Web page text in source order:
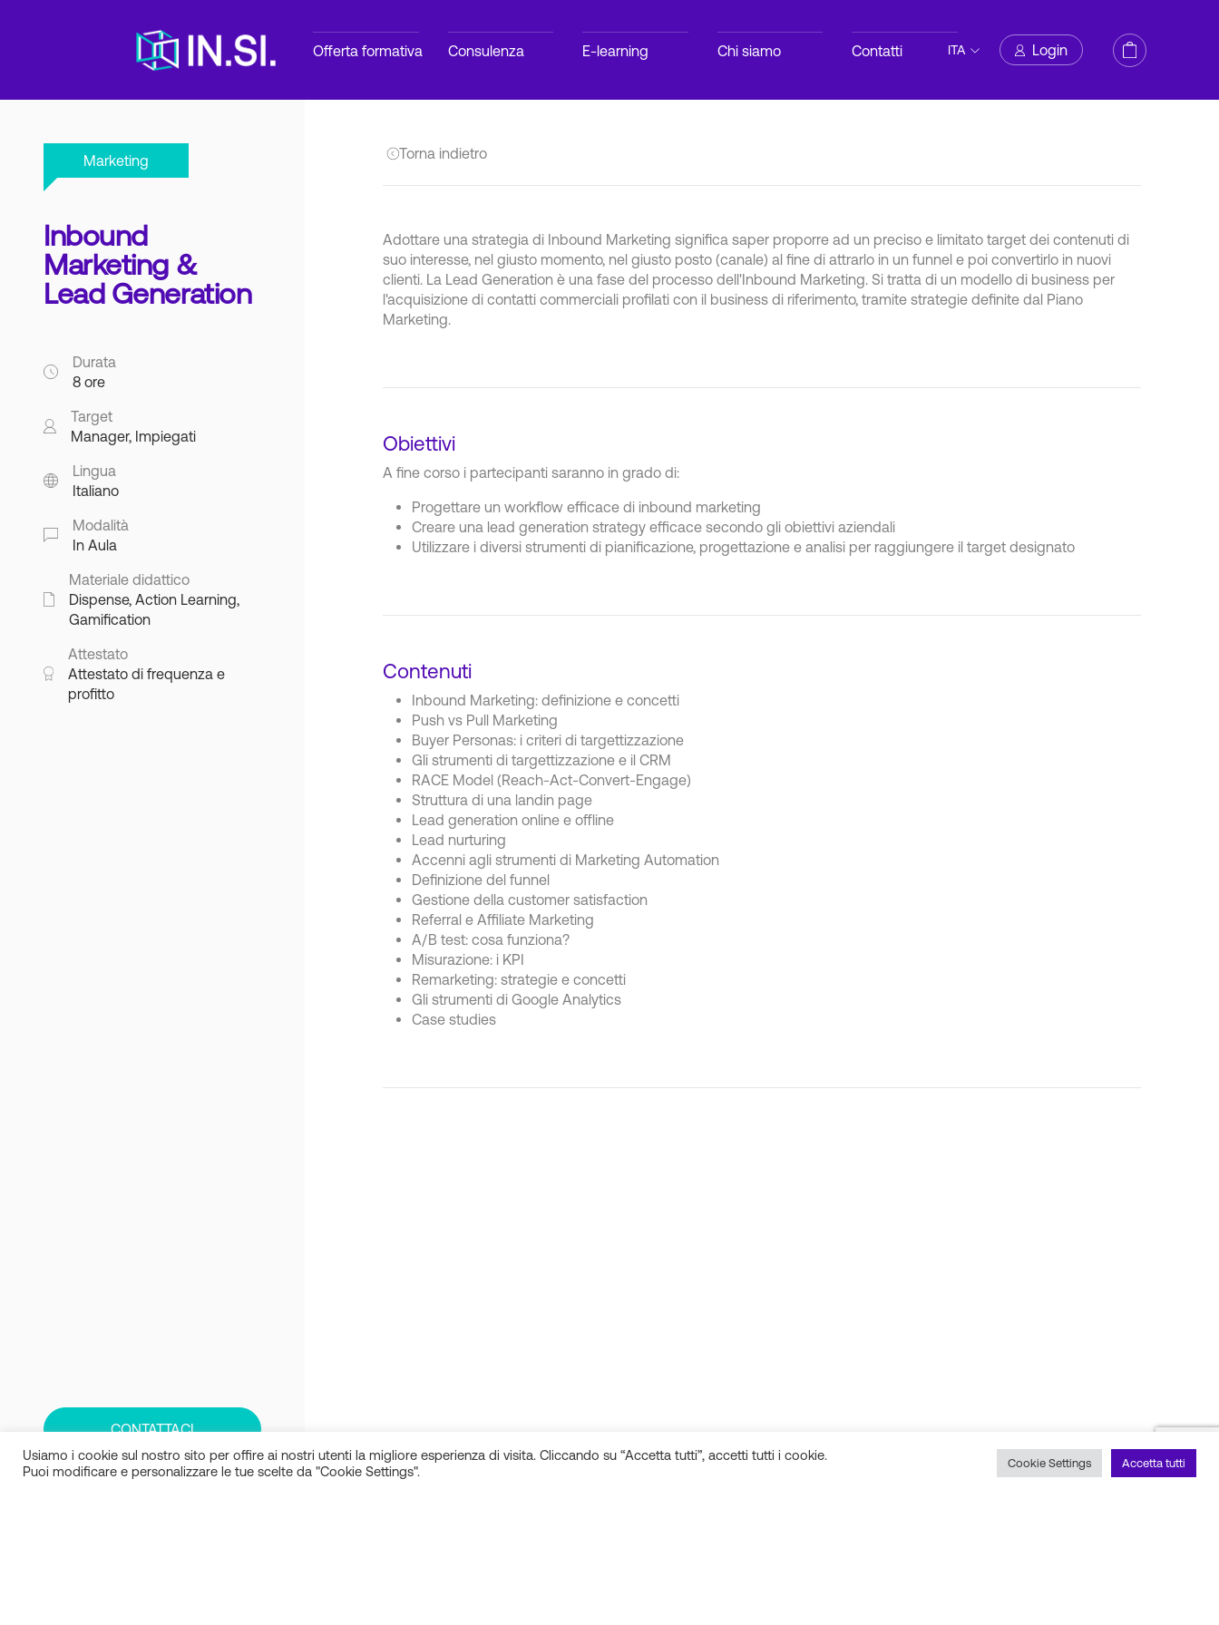
Offerta formativa Consulenza E-learning Chi siamo Contatti Login
Marketing
Inbound
Marketing &
Lead Generation
Durata
8 ore
Target
Manager, Impiegati
Lingua
Italiano
Modalità
In Aula
Materiale didattico
Dispense, Action Learning,
Gamification
Attestato
Attestato di frequenza e
profitto
CONTATTACI
Torna indietro
Adottare una strategia di Inbound Marketing significa saper proporre ad un preciso e limitato target dei contenuti di
suo interesse, nel giusto momento, nel giusto posto (canale) al fine di attrarlo in un funnel e poi convertirlo in nuovi
clienti. La Lead Generation è una fase del processo dell'Inbound Marketing. Si tratta di un modello di business per
l'acquisizione di contatti commerciali profilati con il business di riferimento, tramite strategie definite dal Piano
Marketing.
Obiettivi
A fine corso i partecipanti saranno in grado di:
Progettare un workflow efficace di inbound marketing
Creare una lead generation strategy efficace secondo gli obiettivi aziendali
Utilizzare i diversi strumenti di pianificazione, progettazione e analisi per raggiungere il target designato
Contenuti
Inbound Marketing: definizione e concetti
Push vs Pull Marketing
Buyer Personas: i criteri di targettizzazione
Gli strumenti di targettizzazione e il CRM
RACE Model (Reach-Act-Convert-Engage)
Struttura di una landin page
Lead generation online e offline
Lead nurturing
Accenni agli strumenti di Marketing Automation
Definizione del funnel
Gestione della customer satisfaction
Referral e Affiliate Marketing
A/B test: cosa funziona?
Misurazione: i KPI
Remarketing: strategie e concetti
Gli strumenti di Google Analytics
Case studies
ITA
Usiamo i cookie sul nostro sito per offire ai nostri utenti la migliore esperienza di visita. Cliccando su “Accetta tutti”, accetti tutti i cookie.
Puoi modificare e personalizzare le tue scelte da "Cookie Settings".
Cookie Settings Accetta tutti